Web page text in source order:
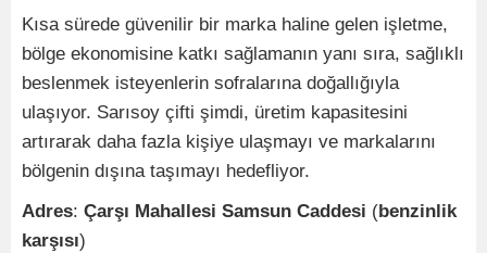
Kısa sürede güvenilir bir marka haline gelen işletme,
bölge ekonomisine katkı sağlamanın yanı sıra, sağlıklı
beslenmek isteyenlerin sofralarına doğallığıyla
ulaşıyor. Sarısoy çifti şimdi, üretim kapasitesini
artırarak daha fazla kişiye ulaşmayı ve markalarını
bölgenin dışına taşımayı hedefliyor.
Adres: Çarşı Mahallesi Samsun Caddesi (benzinlik
karşısı)